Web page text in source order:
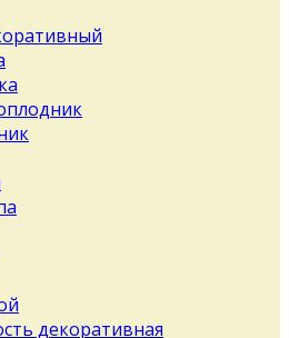
декоративная